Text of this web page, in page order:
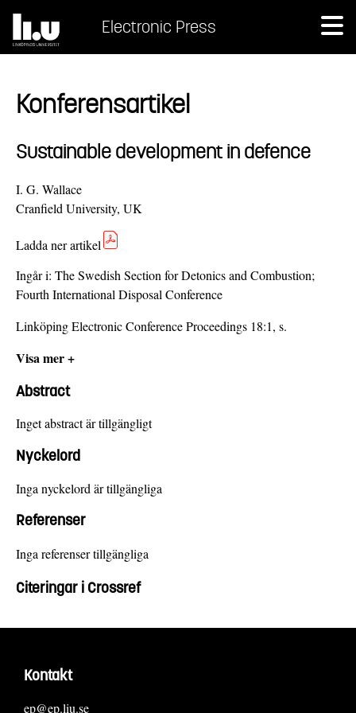
Electronic Press
Konferensartikel
Sustainable development in defence
I. G. Wallace
Cranfield University, UK
Ladda ner artikel
Ingår i: The Swedish Section for Detonics and Combustion;
Fourth International Disposal Conference
Linköping Electronic Conference Proceedings 18:1, s.
Visa mer +
Abstract
Inget abstract är tillgängligt
Nyckelord
Inga nyckelord är tillgängliga
Referenser
Inga referenser tillgängliga
Citeringar i Crossref
Kontakt
ep@ep.liu.se